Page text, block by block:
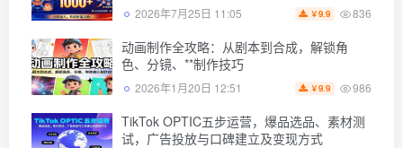
2026年7月25日 11:05 ￥9.9 836
动画制作全攻略：从剧本到合成，解锁角
色、分镜、**制作技巧
2026年1月20日 12:51 ￥9.9 986
TikTok OPTIC五步运营，爆品选品、素材测
试，广告投放与口碑建立及变现方式